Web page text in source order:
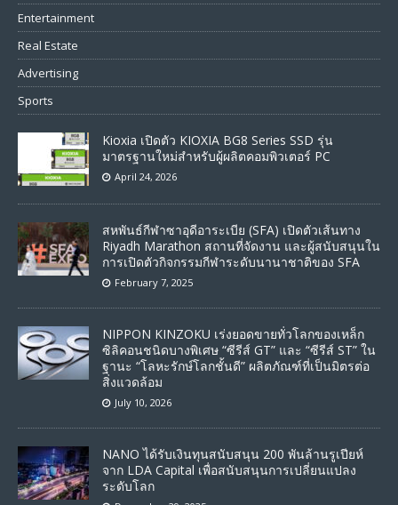
Entertainment
Real Estate
Advertising
Sports
Kioxia เปิดตัว KIOXIA BG8 Series SSD รุ่น
มาตรฐานใหม่สำหรับผู้ผลิตคอมพิวเตอร์ PC
April 24, 2026
สหพันธ์กีฬาซาอุดีอาระเบีย (SFA) เปิดตัวเส้นทาง
Riyadh Marathon สถานที่จัดงาน และผู้สนับสนุนใน
การเปิดตัวกิจกรรมกีฬาระดับนานาชาติของ SFA
February 7, 2025
NIPPON KINZOKU เร่งยอดขายทั่วโลกของเหล็ก
ซิลิคอนชนิดบางพิเศษ “ซีรีส์ GT” และ “ซีรีส์ ST” ใน
ฐานะ “โลหะรักษ์โลกชั้นดี” ผลิตภัณฑ์ที่เป็นมิตรต่อ
สิ่งแวดล้อม
July 10, 2026
NANO ได้รับเงินทุนสนับสนุน 200 พันล้านรูเปียห์
จาก LDA Capital เพื่อสนับสนุนการเปลี่ยนแปลง
ระดับโลก